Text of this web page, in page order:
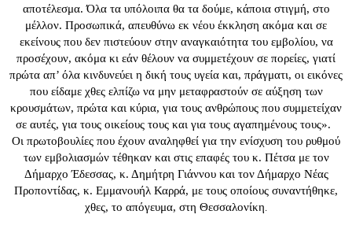
αποτέλεσμα. Όλα τα υπόλοιπα θα τα δούμε, κάποια στιγμή, στο
μέλλον. Προσωπικά, απευθύνω εκ νέου έκκληση ακόμα και σε
εκείνους που δεν πιστεύουν στην αναγκαιότητα του εμβολίου, να
προσέχουν, ακόμα κι εάν θέλουν να συμμετέχουν σε πορείες, γιατί
πρώτα απ’ όλα κινδυνεύει η δική τους υγεία και, πράγματι, οι εικόνες
που είδαμε χθες ελπίζω να μην μεταφραστούν σε αύξηση των
κρουσμάτων, πρώτα και κύρια, για τους ανθρώπους που συμμετείχαν
σε αυτές, για τους οικείους τους και για τους αγαπημένους τους».
Οι πρωτοβουλίες που έχουν αναληφθεί για την ενίσχυση του ρυθμού
των εμβολιασμών τέθηκαν και στις επαφές του κ. Πέτσα με τον
Δήμαρχο Έδεσσας, κ. Δημήτρη Γιάννου και τον Δήμαρχο Νέας
Προποντίδας, κ. Εμμανουήλ Καρρά, με τους οποίους συναντήθηκε,
χθες, το απόγευμα, στη Θεσσαλονίκη.